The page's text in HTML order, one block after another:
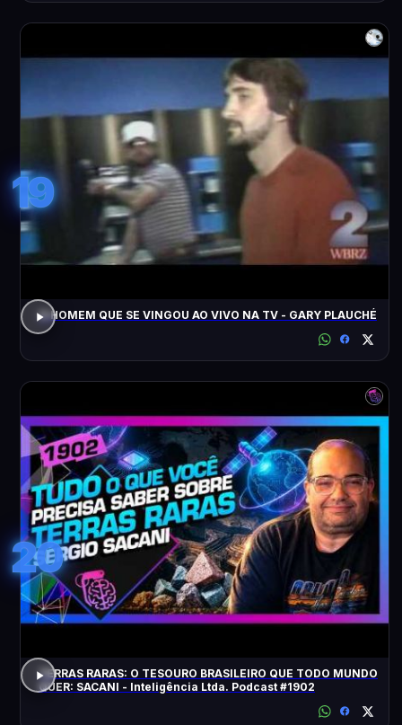
19
O HOMEM QUE SE VINGOU AO VIVO NA TV - GARY PLAUCHÉ
20
TERRAS RARAS: O TESOURO BRASILEIRO QUE TODO MUNDO
QUER: SACANI - Inteligência Ltda. Podcast #1902